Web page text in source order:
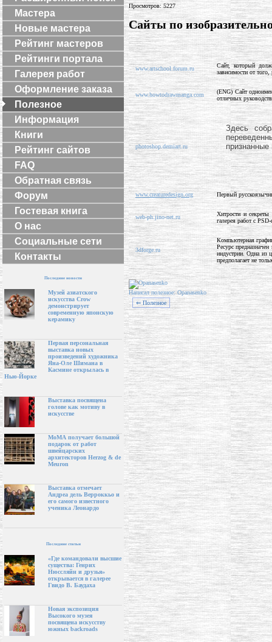
Мастера
Новые мастера
Рейтинг мастеров
Рейтинги портала
Галерея работ
Оформление заказа
Полезное
Информация
Книги
Рейтинг сайтов
FAQ
Обратная связь
Форум
Гостевая книга
О нас
Социальные сети
Контакты
Последние новости
Музей азиатского
искусства Crow
демонстрирует
современную японскую
керамику
Первая персональная
выставка новых
произведений художника
Яна-Оле Шимана в
Касмине открылась в
Нью-Йорке
Выставка посвящена
голове как мотиву в
искусстве
МоМА получает большой
подарок от работ
швейцарских
архитекторов Herzog & de
Meuron
Выставка отмечает
Андреа дель Верроккьо и
его самого известного
ученика Леонардо
Последние статьи
«Где командовали высшие
существа: Генрих
Нюссляйн и друзья»
открывается в галерее
Гвидо В. Баудаха
Новая экспозиция
Высокого музея
посвящена искусству
южных backroads
Просмотров: 5227
Сайты по
www.artschool.forum.ru
Сайт, который
зависимости от
www.howtodrawmanga.com
(ENG) Сайт
отличных
photoshop.demiart.ru
Здесь
признанные
www.creaturedesign.org Первый
web-ph.jino-net.ru
Хитрости и секреты
галерея работ с
3dforge.ru
Компьютерная
Ресурс
индустрии. Одна из
предполагает не
Написал полезное: Opanasenko
⇐ Полезное